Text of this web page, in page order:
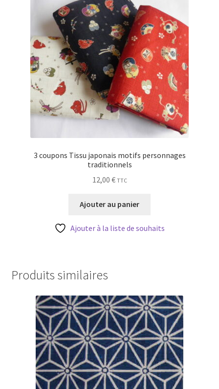
3 coupons Tissu japonais motifs personnages
traditionnels
12,00 € TTC
Ajouter au panier
Ajouter à la liste de souhaits
Produits similaires